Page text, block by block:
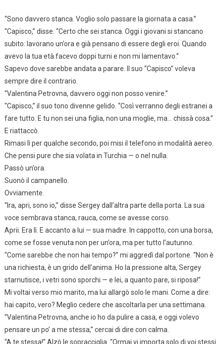
“Sono davvero stanca. Voglio solo passare la giornata a casa.”
“Capisco,” disse. “Certo che sei stanca. Oggi i giovani si stancano
subito: lavorano un’ora e già pensano di essere degli eroi. Quando
avevo la tua età facevo doppi turni e non mi lamentavo.”
Sapevo dove sarebbe andata a parare. Il suo “Capisco” voleva
sempre dire il contrario.
“Valentina Petrovna, davvero oggi non posso venire.”
“Capisco,” il suo tono divenne gelido. “Così verranno degli estranei a
fare tutto. E tu non sei una figlia, non una moglie, ma… chissà cosa.”
E riattaccò.
Rimasi lì per qualche secondo, poi misi il telefono in modalità aereo.
Che pensi pure che sia volata in Turchia — o nel nulla.
Passò un’ora.
Suonò il campanello.
Ovviamente.
“Ira, apri, sono io,” disse Sergey dall’altra parte della porta. La sua
voce sembrava stanca, rauca, come se avesse corso.
Aprii. Era lì. E accanto a lui — sua madre. In cappotto, con una borsa,
come se fosse venuta non per un’ora, ma per tutto l’autunno.
“Come sarebbe che non hai tempo?” mi aggredì dal portone. “Non è
una richiesta, è un grido dell’anima. Ho la pressione alta, Sergey
starnutisce, i vetri sono sporchi — e lei, a quanto pare, si riposa!”
Mi voltai verso mio marito, ma lui allargò solo le mani. Come a dire:
hai capito, vero? Meglio cedere che ascoltarla per una settimana.
“Valentina Petrovna, anche io ho da pulire a casa, e oggi volevo
pensare un po’ a me stessa,” cercai di dire con calma.
“A te stessa!” Alzò le sopracciglia. “Ormai vi importa solo di voi stessi.